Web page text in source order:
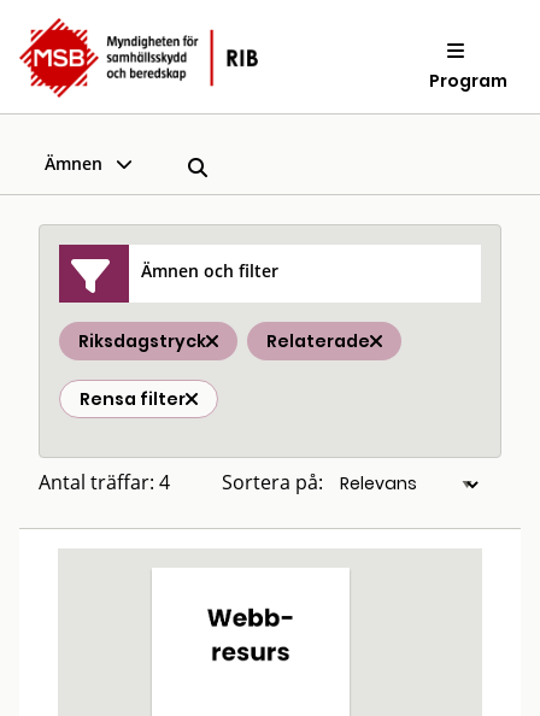
Program
Ämnen
Ämnen och filter
Riksdagstryck Relaterade
Rensa filter
Antal träffar: 4 Sortera på: